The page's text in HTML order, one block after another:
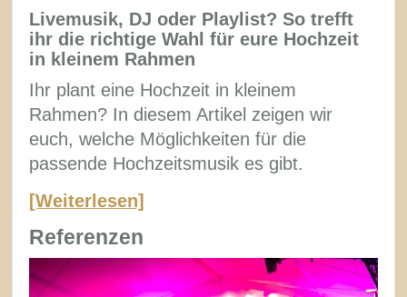
Livemusik, DJ oder Playlist? So trefft
ihr die richtige Wahl für eure Hochzeit
in kleinem Rahmen
Ihr plant eine Hochzeit in kleinem
Rahmen? In diesem Artikel zeigen wir
euch, welche Möglichkeiten für die
passende Hochzeitsmusik es gibt.
[Weiterlesen]
Referenzen